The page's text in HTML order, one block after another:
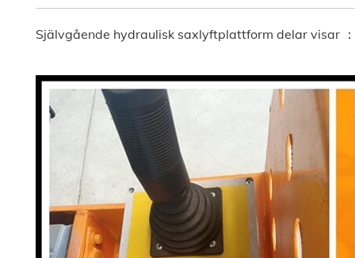
Självgående hydraulisk saxlyftplattform delar visar ：